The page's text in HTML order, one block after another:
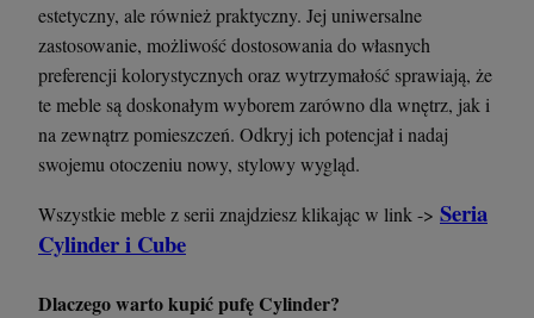
estetyczny, ale również praktyczny. Jej uniwersalne
zastosowanie, możliwość dostosowania do własnych
preferencji kolorystycznych oraz wytrzymałość sprawiają, że
te meble są doskonałym wyborem zarówno dla wnętrz, jak i
na zewnątrz pomieszczeń. Odkryj ich potencjał i nadaj
swojemu otoczeniu nowy, stylowy wygląd.
Wszystkie meble z serii znajdziesz klikając w link -> Seria
Cylinder i Cube
Dlaczego warto kupić pufę Cylinder?